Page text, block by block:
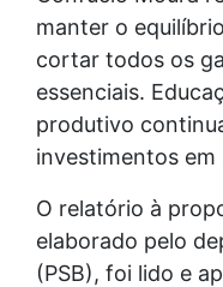
manter o
cortar todos os
essenciais.
produtivo
investimentos em
O relatório à
elaborado pelo
(PSB), foi lido e